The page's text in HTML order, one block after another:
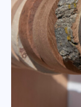
Ej:
< Haya, rama,
Anímalo, nada la
de este
y caoba y un
lana y pintada
lámina
superficie de las
anima la